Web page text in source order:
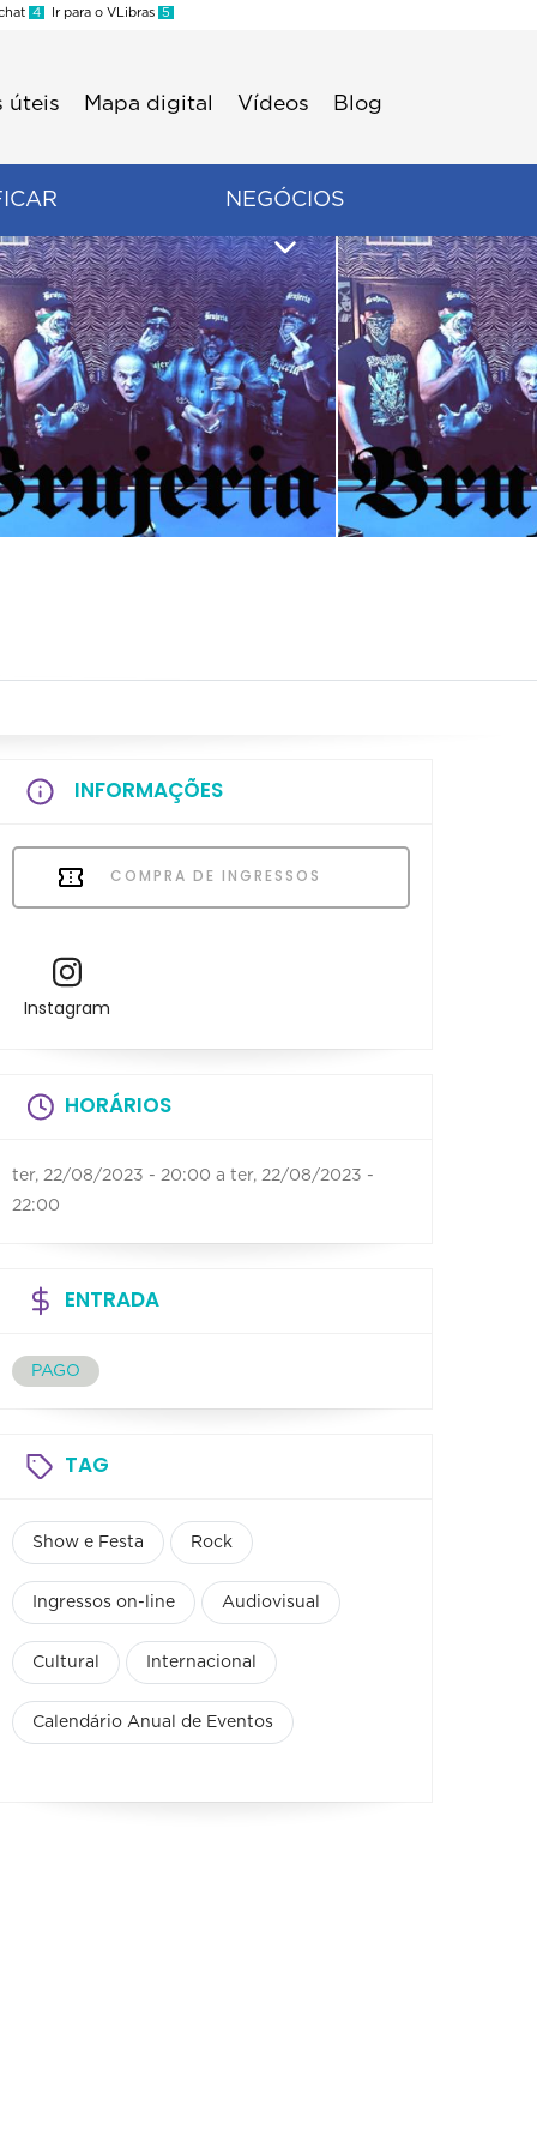
4 Ir para o VLibras 5
úteis Mapa digital Vídeos Blog
NEGÓCIOS
INFORMAÇÕES
COMPRA DE INGRESSOS
Instagram
HORÁRIOS
ter, 22/08/2023 - 20:00 a ter, 22/08/2023 -
22:00
ENTRADA
PAGO
TAG
Show e Festa Rock
Ingressos on-line Audiovisual
Cultural Internacional
Calendário Anual de Eventos